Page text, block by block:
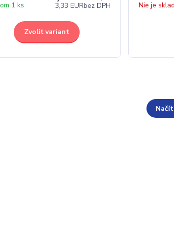
3,33 EURbez DPH
1 ks
Zvoliť variant
Nie je